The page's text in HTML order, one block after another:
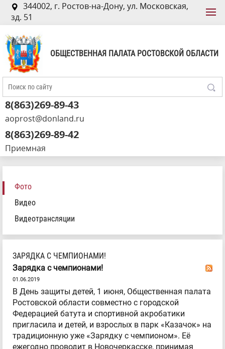
344002, г. Ростов-на-Дону, ул. Московская,
зд. 51
ОБЩЕСТВЕННАЯ ПАЛАТА РОСТОВСКОЙ ОБЛАСТИ
8(863)269-89-43
aoprost@donland.ru
8(863)269-89-42
Приемная
Фото
Видео
Видеотрансляции
ЗАРЯДКА С ЧЕМПИОНАМИ!
Зарядка с чемпионами!
01.06.2019
В День защиты детей, 1 июня, Общественная палата
Ростовской области совместно с городской
Федерацией батута и спортивной акробатики
пригласила и детей, и взрослых в парк «Казачок» на
традиционную уже «Зарядку с чемпионом». Её
ежегодно проводит в Новочеркасске, принимая